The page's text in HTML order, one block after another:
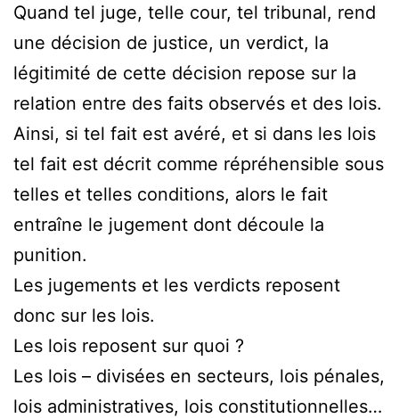
Quand tel juge, telle cour, tel tribunal, rend
une décision de justice, un verdict, la
légitimité de cette décision repose sur la
relation entre des faits observés et des lois.
Ainsi, si tel fait est avéré, et si dans les lois
tel fait est décrit comme répréhensible sous
telles et telles conditions, alors le fait
entraîne le jugement dont découle la
punition.
Les jugements et les verdicts reposent
donc sur les lois.
Les lois reposent sur quoi ?
Les lois – divisées en secteurs, lois pénales,
lois administratives, lois constitutionnelles…